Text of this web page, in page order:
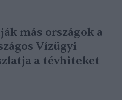
más országok a
Vízügyi
a tévhiteket